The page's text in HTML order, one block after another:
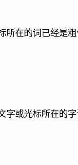
在的词已经是粗
或光标所在的字